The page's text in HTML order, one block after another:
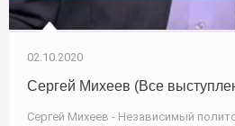
02.10.2020
Сергей Михеев (Все
Сергей Михеев - Независимый